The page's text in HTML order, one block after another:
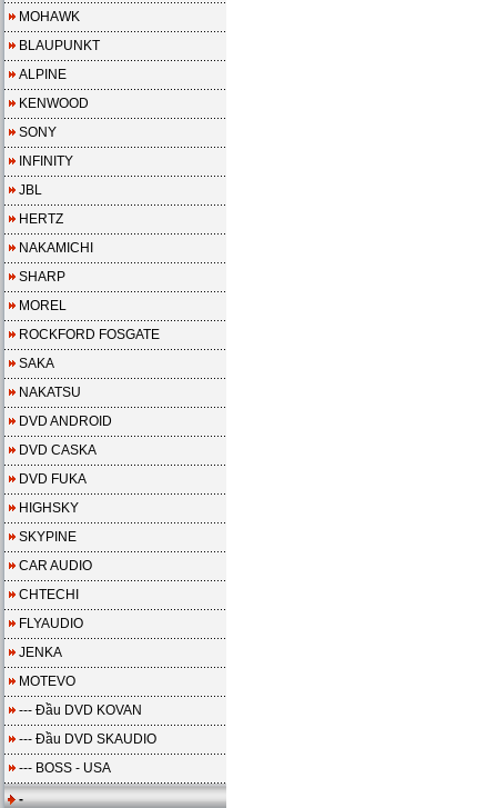
MOHAWK
BLAUPUNKT
ALPINE
KENWOOD
SONY
INFINITY
JBL
HERTZ
NAKAMICHI
SHARP
MOREL
ROCKFORD FOSGATE
SAKA
NAKATSU
DVD ANDROID
DVD CASKA
DVD FUKA
HIGHSKY
SKYPINE
CAR AUDIO
CHTECHI
FLYAUDIO
JENKA
MOTEVO
--- Đầu DVD KOVAN
--- Đầu DVD SKAUDIO
--- BOSS - USA
-